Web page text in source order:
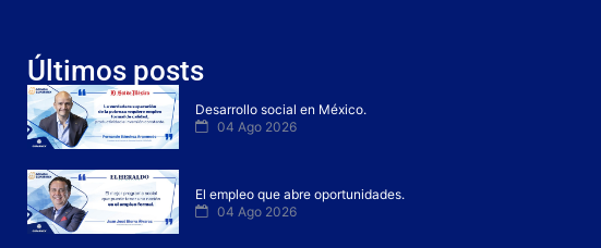
Últimos posts
Desarrollo social en México.
04 Ago 2026
El empleo que abre oportunidades.
04 Ago 2026